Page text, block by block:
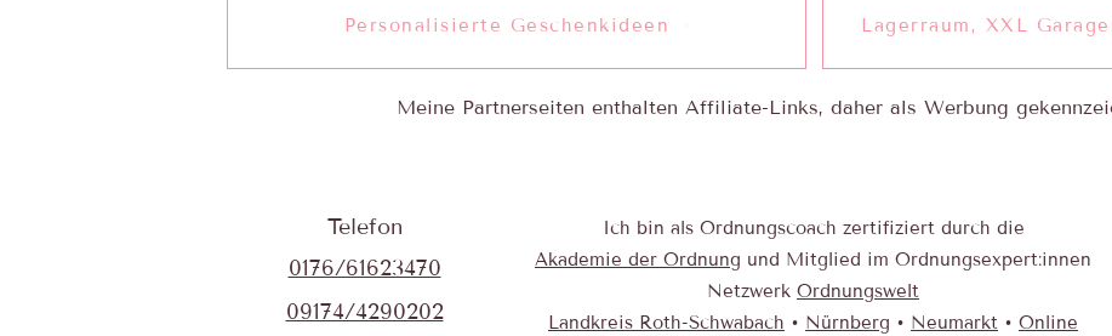
Personalisierte Geschenkideen Lagerraum, XXL
Meine Partnerseiten enthalten Affiliate-Links, daher als Werbung
Telefon
0176/61623470
09174/4290202
Ich bin als Ordnungscoach zertifiziert durch die
Akad emie der Ordnung und Mitglied im Ordnungsexpert:innen
Netzwerk Ordnungswelt
Landkreis Roth-Schwabach • Nürnberg • Neumarkt • Online